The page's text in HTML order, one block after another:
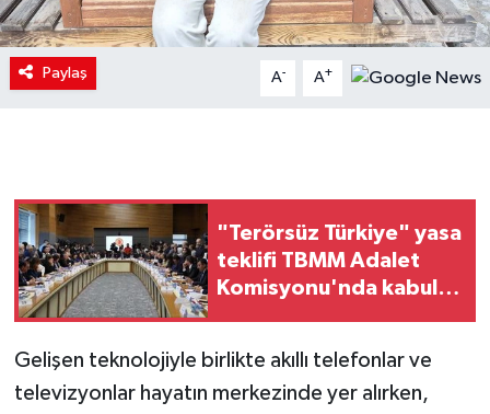
Paylaş A- A+
"Terörsüz Türkiye" yasa
teklifi TBMM Adalet
Komisyonu'nda kabul
Gelişen teknolojiyle birlikte akıllı telefonlar ve
televizyonlar hayatın merkezinde yer alırken,